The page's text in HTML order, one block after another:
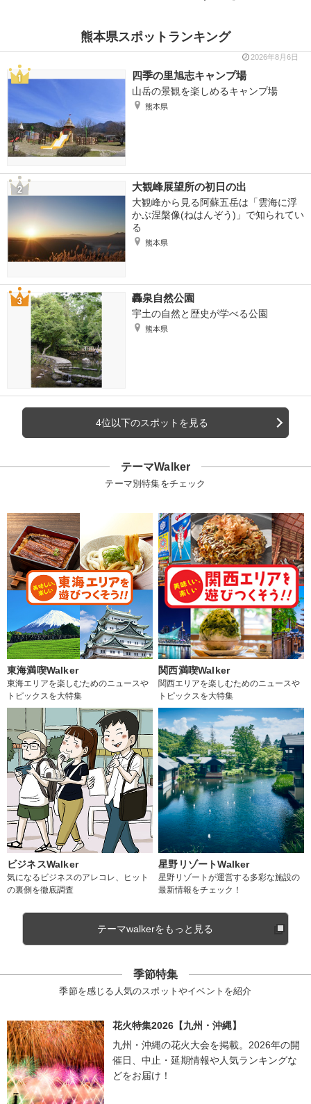
熊本県スポットランキング
2026年8月6日
四季の里旭志キャンプ場
山岳の景観を楽しめるキャンプ場
熊本県
大観峰展望所の初日の出
大観峰から見る阿蘇五岳は「雲海に浮
かぶ涅槃像(ねはんぞう)」で知られてい
る
熊本県
轟泉自然公園
宇土の自然と歴史が学べる公園
熊本県
4位以下のスポットを見る
テーマWalker
テーマ別特集をチェック
東海満喫Walker
東海エリアを楽しむためのニュースや
トピックスを大特集
関西満喫Walker
関西エリアを楽しむためのニュースや
トピックスを大特集
ビジネスWalker
気になるビジネスのアレコレ、ヒット
の裏側を徹底調査
星野リゾートWalker
星野リゾートが運営する多彩な施設の
最新情報をチェック！
テーマwalkerをもっと見る
季節特集
季節を感じる人気のスポットやイベントを紹介
花火特集2026【九州・沖縄】
九州・沖縄の花火大会を掲載。2026年の開
催日、中止・延期情報や人気ランキングな
どをお届け！